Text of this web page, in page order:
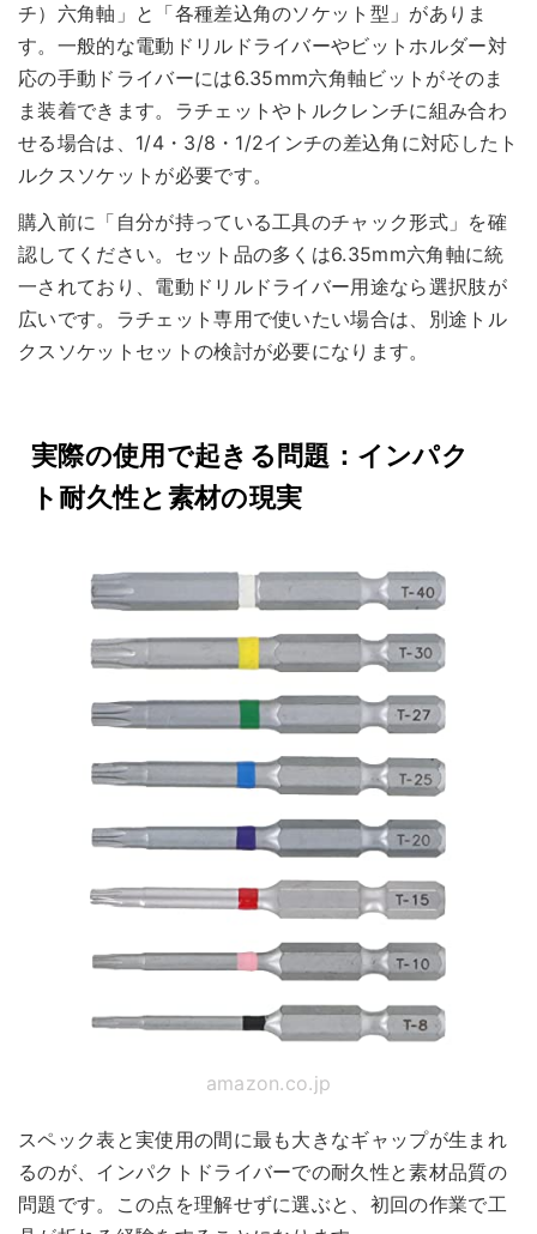
チ）六角軸」と「各種差込角のソケット型」がありま
す。一般的な電動ドリルドライバーやビットホルダー対
応の手動ドライバーには6.35mm六角軸ビットがそのま
ま装着できます。ラチェットやトルクレンチに組み合わ
せる場合は、1/4・3/8・1/2インチの差込角に対応したト
ルクスソケットが必要です。
購入前に「自分が持っている工具のチャック形式」を確
認してください。セット品の多くは6.35mm六角軸に統
一されており、電動ドリルドライバー用途なら選択肢が
広いです。ラチェット専用で使いたい場合は、別途トル
クスソケットセットの検討が必要になります。
実際の使用で起きる問題：インパク
ト耐久性と素材の現実
amazon.co.jp
スペック表と実使用の間に最も大きなギャップが生まれ
るのが、インパクトドライバーでの耐久性と素材品質の
問題です。この点を理解せずに選ぶと、初回の作業で工